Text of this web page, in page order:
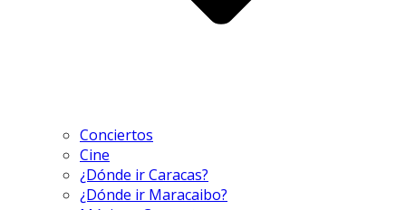
Conciertos
Cine
¿Dónde ir Caracas?
¿Dónde ir Maracaibo?